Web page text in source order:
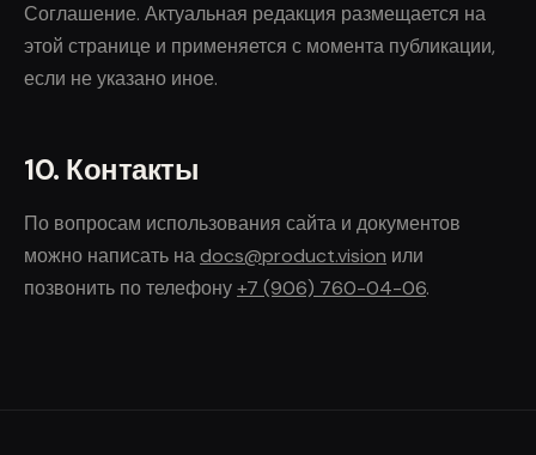
Соглашение. Актуальная редакция размещается на
этой странице и применяется с момента публикации,
если не указано иное.
10. Контакты
По вопросам использования сайта и документов
можно написать наdocs@product.vision или
позвонить по телефону+7 (906) 760-04-06.